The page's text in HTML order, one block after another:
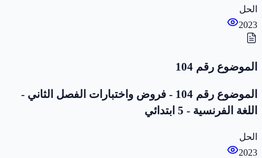
الحل
2023
الموضوع رقم 104
الموضوع رقم 104 - فروض واختبارات الفصل الثاني -
اللغة الفرنسية - 5 ابتدائي
الحل
2023